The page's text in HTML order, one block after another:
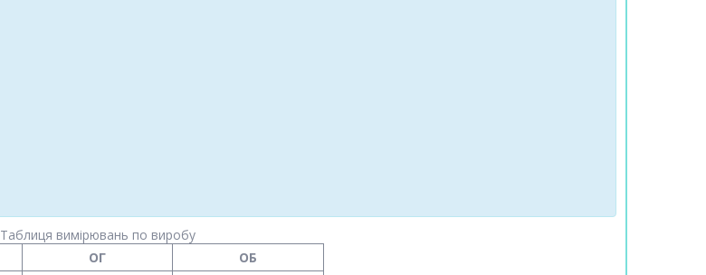
Таблиця вимірювань по виробу
ОГ
ОБ